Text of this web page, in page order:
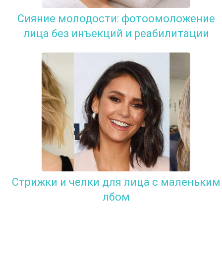
Сияние молодости: фотоомоложение
лица без инъекций и реабилитации
Стрижки и челки для лица с маленьким
лбом